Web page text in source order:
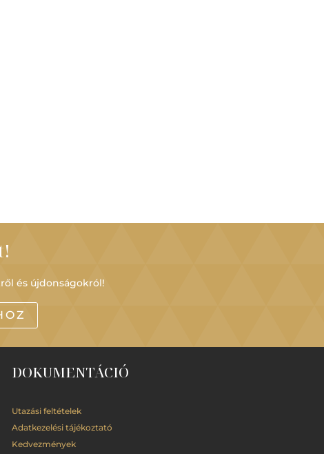
és újdonságokról!
DOKUMENTÁCIÓ
Utazási feltételek
Adatkezelési tájékoztató
Kedvezmények